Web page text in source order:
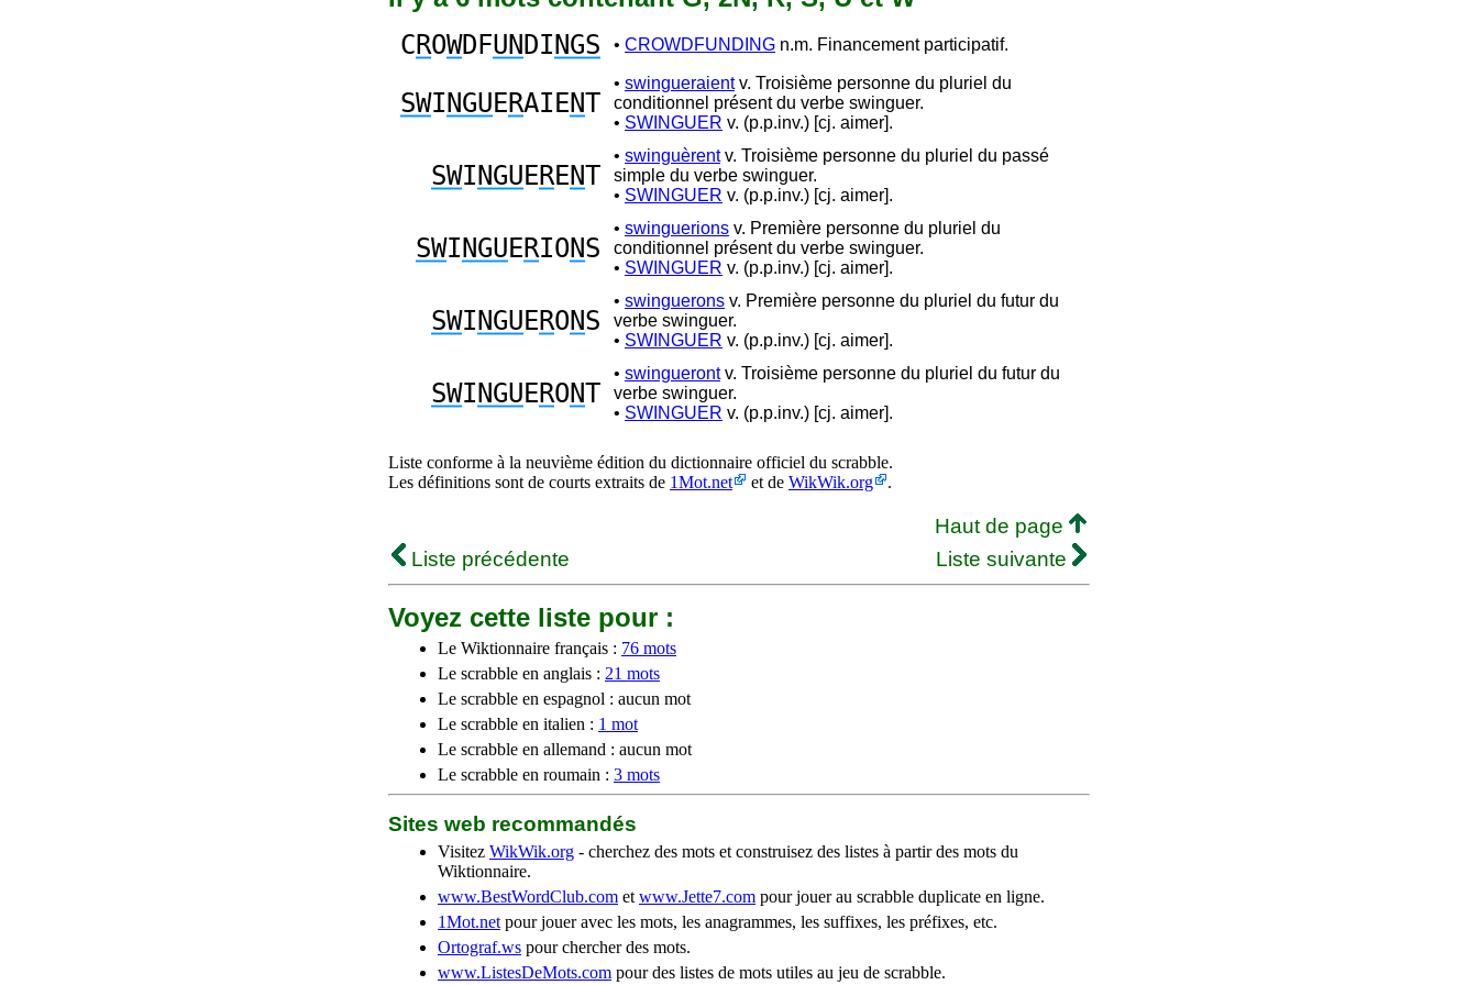
CROWDFUN DI NGS • CROWDFUNDING n.m. Financement participatif.
SWI NGUERAIENT
• swingueraientv. Troisième personne du pluriel du
conditionnel présent du verbe swinguer.
• SWINGUER v. (p.p.inv.) [cj. aimer].
SWI NGUERENT
• swinguèrentv. Troisième personne du pluriel du passé
simple du verbe swinguer.
• SWINGUER v. (p.p.inv.) [cj. aimer].
SWI NGUERIONS
• swinguerions v. Première personne du pluriel du
conditionnel présent du verbe swinguer.
• SWINGUER v. (p.p.inv.) [cj. aimer].
SWI NGUERONS
• swinguerons v. Première personne du pluriel du futur du
verbe swinguer.
• SWINGUER v. (p.p.inv.) [cj. aimer].
SWI NGUERONT
• swinguerontv. Troisième personne du pluriel du futur du
verbe swinguer.
• SWINGUER v. (p.p.inv.) [cj. aimer].
Liste conforme à la neuvième édition du dictionnaire officiel du scrabble.
Les définitions sont de courts extraits de 1Mot.net et de WikWik.org .
Haut de page
Liste précédente
Liste suivante
Voyez cette liste pour :
Le Wiktionnaire français : 76 mots
Le scrabble en anglais : 21 mots
Le scrabble en espagnol : aucun mot
Le scrabble en italien : 1 mot
Le scrabble en allemand : aucun mot
Le scrabble en roumain : 3 mots
Sites web recommandés
Visitez WikWik.org - cherchez des mots et construisez des listes à partir des mots du
Wiktionnaire.
www.BestWordClub.com et www.Jette7.com pour jouer au scrabble duplicate en ligne.
1Mot.net pour jouer avec les mots, les anagrammes, les suffixes, les préfixes, etc.
Ortograf.ws pour chercher des mots.
www.ListesDeMots.com pour des listes de mots utiles au jeu de scrabble.